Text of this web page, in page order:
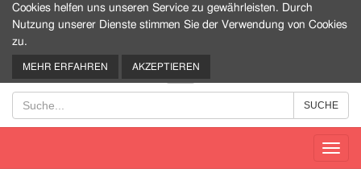
0
Cookies helfen uns unseren Service zu gewährleisten. Durch
Nutzung unserer Dienste stimmen Sie der Verwendung von Cookies
zu.
MEHR ERFAHREN AKZEPTIEREN